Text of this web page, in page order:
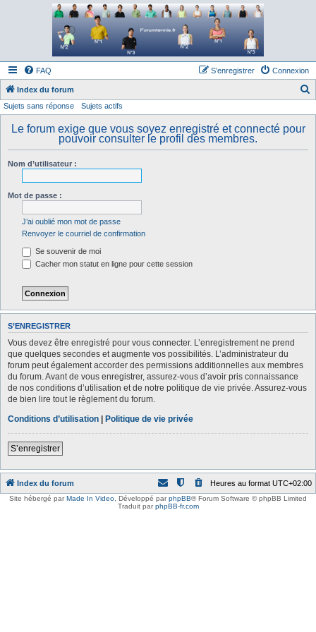
Forum tennis
Le forum des passionnés de tennis
FAQ Connexion
S’enregistrer
Index du forum
Sujets sans réponse Sujets actifs
Le forum exige que vous soyez enregistré et connecté pour
pouvoir consulter le profil des membres.
Nom d’utilisateur :
Mot de passe :
J’ai oublié mon mot de passe
Renvoyer le courriel de confirmation
Se souvenir de moi
Cacher mon statut en ligne pour cette session
S’ENREGISTRER
Vous devez être enregistré pour vous connecter. L’enregistrement ne prend
que quelques secondes et augmente vos possibilités. L’administrateur du
forum peut également accorder des permissions additionnelles aux membres
du forum. Avant de vous enregistrer, assurez-vous d’avoir pris connaissance
de nos conditions d’utilisation et de notre politique de vie privée. Assurez-vous
de bien lire tout le règlement du forum.
Conditions d’utilisation | Politique de vie privée
S’enregistrer
Index du forum Heures au format UTC+02:00
Site hébergé parMade In Video Développé parphpBB® Forum Software © phpBB Limited
Traduit parphpBB-fr.com